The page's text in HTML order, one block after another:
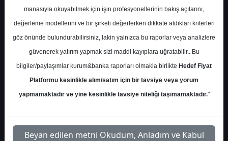
Kurum Sayısı
18
11
Get.
6 1
manasıyla okuyabilmek için işin profesyonellerinin bakış açılarını,
değerleme modellerini ve bir şirketi değerlerken dikkate aldıkları kriterleri
göz önünde bulundurabilirsiniz, lakin yalnızca bu raporlar veya analizlere
güvenerek yatırım yapmak sizi maddi kayıplara uğratabilir.. Bu
bilgiler/paylaşımlar kurum&banka raporları olmakla birlikte Hedef Fiyat
Platformu kesinlikle alım/satım için bir tavsiye veya yorum
yapmamaktadır ve yine kesinlikle tavsiye niteliği taşımamaktadır."
Beyan edilen metni Okudum, Anladım ve Kabul